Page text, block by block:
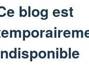
blog est